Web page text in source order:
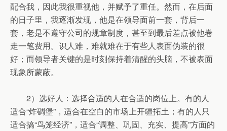
配合我，因此我很重视他，并赋予了重任。然而，在后面
的日子里，我逐渐发现，他是在领导面前一套，背后一
套，老是不遵守公司的规章制度，甚至到最后差点被他卷
走一笔费用。识人难，难就难在于有些人表面伪装的很
好；而领导者关键的是时刻保持着清醒的头脑，不被表面
现象所蒙蔽。
2）选好人：选择合适的人在合适的岗位上。有的人
适合“炸碉堡”，适合在空白的市场上开疆拓土；有的人只
适合搞“鸟笼经济”，适合“调整、巩固、充实、提高”方面的